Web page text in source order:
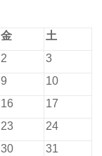
金 土
2
3
9
10
16
17
23
24
30 31